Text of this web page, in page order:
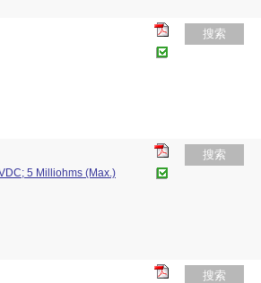
搜索
5 Milliohms (Max.)
搜索
搜索